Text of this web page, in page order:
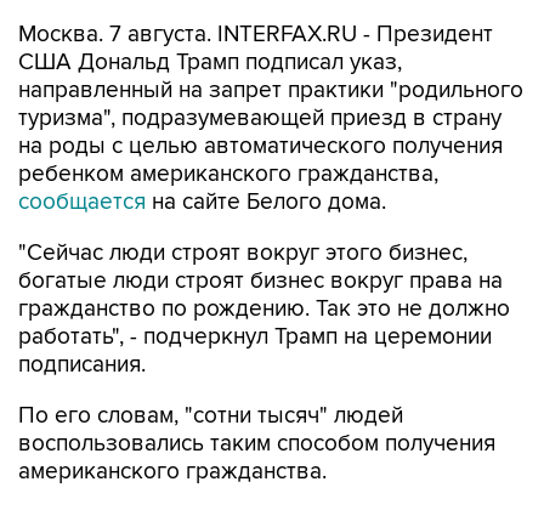
Москва. 7 августа. INTERFAX.RU - Президент
США Дональд Трамп подписал указ,
направленный на запрет практики "родильного
туризма", подразумевающей приезд в страну
на роды с целью автоматического получения
ребенком американского гражданства,
сообщается на сайте Белого дома.
"Сейчас люди строят вокруг этого бизнес,
богатые люди строят бизнес вокруг права на
гражданство по рождению. Так это не должно
работать", - подчеркнул Трамп на церемонии
подписания.
По его словам, "сотни тысяч" людей
воспользовались таким способом получения
американского гражданства.